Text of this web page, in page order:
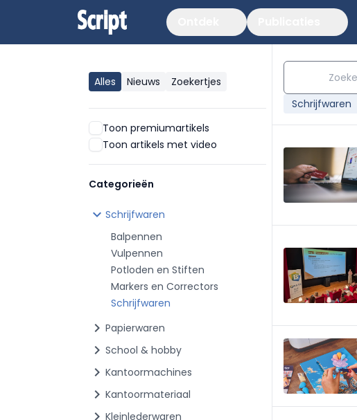
Alles Nieuws Zoekertjes
Toon premiumartikels
Toon artikels met video
Categorieën
chevron_right Schrijfwaren
Balpennen
Vulpennen
Potloden en Stiften
Markers en Correctors
Schrijfwaren
chevron_right Papierwaren
chevron_right School & hobby
chevron_right Kantoormachines
chevron_right Kantoormateriaal
chevron_right Kleinlederwaren
Schrijfwaren